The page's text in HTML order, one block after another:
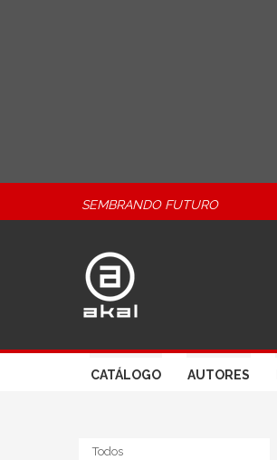
SEMBRANDO FUTURO
CATÁLOGO AUTORES
Todos